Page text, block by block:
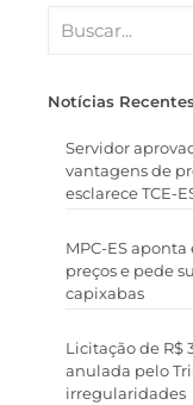
Notícias
Servidor
vantagens de
esclarece TCE-
MPC-ES
preços e pede
capixabas
Licitação de R$
anulada pelo
irregularidades